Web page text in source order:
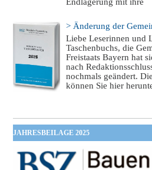
Endlagerung mit ihre
> Änderung der
Liebe Leserinnen und
Taschenbuchs, die
Freistaats Bayern hat
nach
nochmals geändert.
können Sie hier
JAHRESBEILAGE 2025